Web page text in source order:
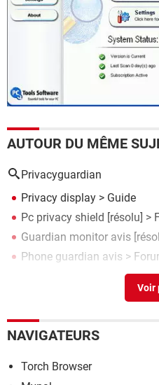
AUTOUR DU MÊME
Privacyguardian
Privacy display > Guide
Pc privacy shield [résolu] >
Guardian monitor avis
Phone guardian avis >
>
NAVIGATEURS
Torch Browser